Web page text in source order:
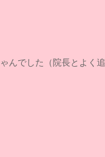
んでした（院長とよく追